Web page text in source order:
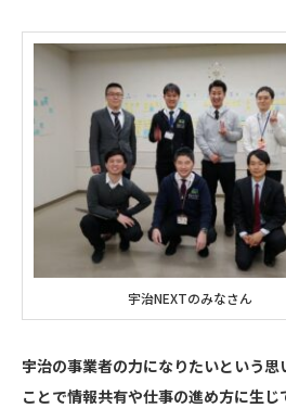
宇治NEXTのみなさん
宇治の事業者の力になりたいという
ことで情報共有や仕事の進め方に生